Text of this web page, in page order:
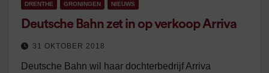
DRENTHE GRONINGEN NIEUWS
Deutsche Bahn zet in op verkoop Arriva
31 OKTOBER 2018
Deutsche Bahn wil haar dochterbedrijf Arriva